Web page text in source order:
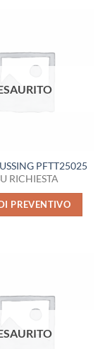
PFTT25025
RICHIESTA
PREVENTIVO